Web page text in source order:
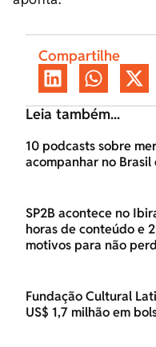
Compartilhe
Leia também...
10 podcasts sobre
acompanhar no
SP2B acontece no
horas de conteúdo e
motivos para não
Fundação Cultural
US$ 1,7 milhão em